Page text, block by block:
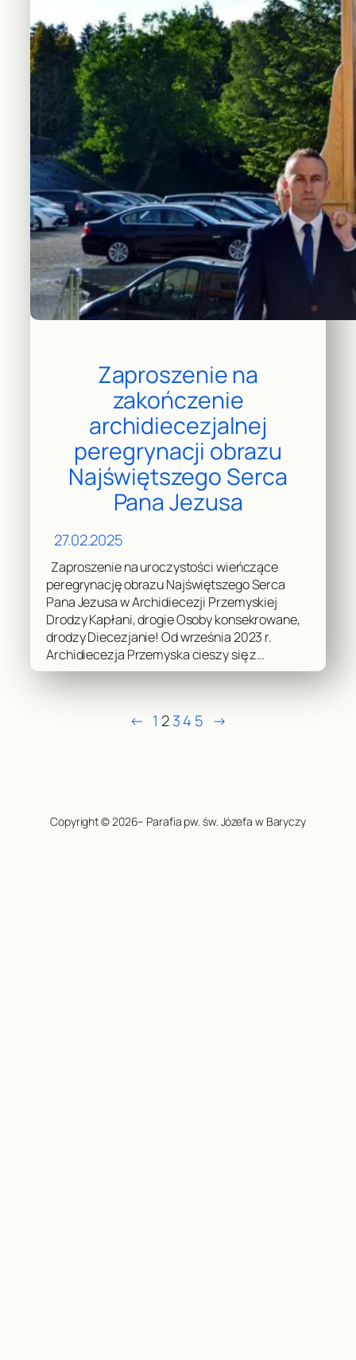
Zaproszenie na
zakończenie
archidiecezjalnej
peregrynacji obrazu
Najświętszego Serca
Pana Jezusa
27.02.2025
Zaproszenie na uroczystości wieńczące
peregrynację obrazu Najświętszego Serca
Pana Jezusa w Archidiecezji Przemyskiej
Drodzy Kapłani, drogie Osoby konsekrowane,
drodzy Diecezjanie! Od września 2023 r.
Archidiecezja Przemyska cieszy się z…
← 1 2 34 5 →
Copyright © 2026– Parafia pw. św. Józefa w Baryczy